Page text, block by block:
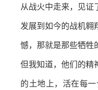
从战火中走来，见证
发展到如今的战机翱
憾，那就是那些牺牲
但我知道，他们的精
的土地上，活在每